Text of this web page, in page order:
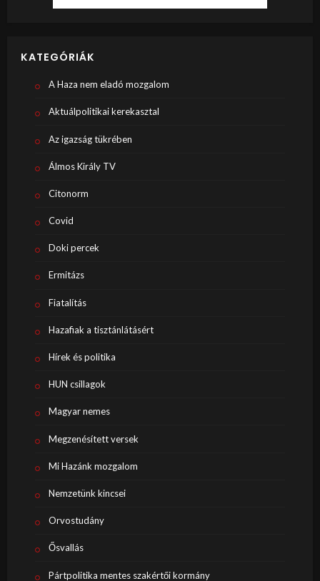
KATEGÓRIÁK
A Haza nem eladó mozgalom
Aktuálpolitikai kerekasztal
Az igazság tükrében
Álmos Király TV
Citonorm
Covid
Doki percek
Ermitázs
Fiatalítás
Hazafiak a tisztánlátásért
Hírek és politika
HUN csillagok
Magyar nemes
Megzenésített versek
Mi Hazánk mozgalom
Nemzetünk kincsei
Orvostudány
Ősvallás
Pártpolitika mentes szakértői kormány